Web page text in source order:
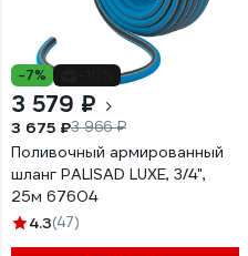
-7%
3 579 ₽
3 675 ₽3 966 ₽
Поливочный армированный
шланг PALISAD LUXE, 3/4",
25м 67604
4.3(47)